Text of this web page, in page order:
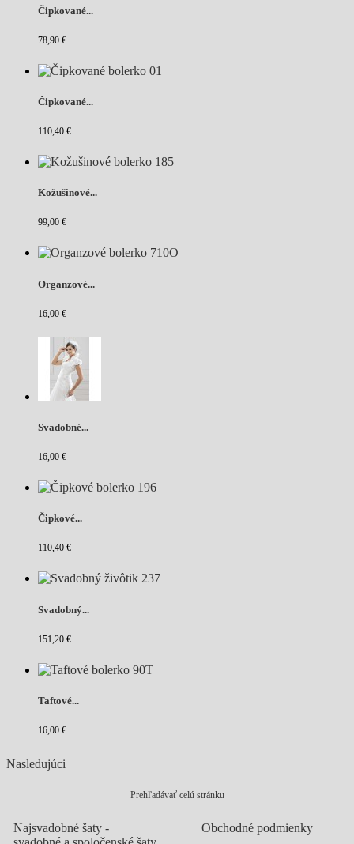
Čipkované...
78,90 €
Čipkované...
110,40 €
Kožušinové...
99,00 €
Organzové...
16,00 €
Svadobné...
16,00 €
Čipkové...
110,40 €
Svadobný...
151,20 €
Taftové...
16,00 €
Nasledujúci
Prehľadávať celú stránku
Najsvadobné šaty -
Obchodné podmienky